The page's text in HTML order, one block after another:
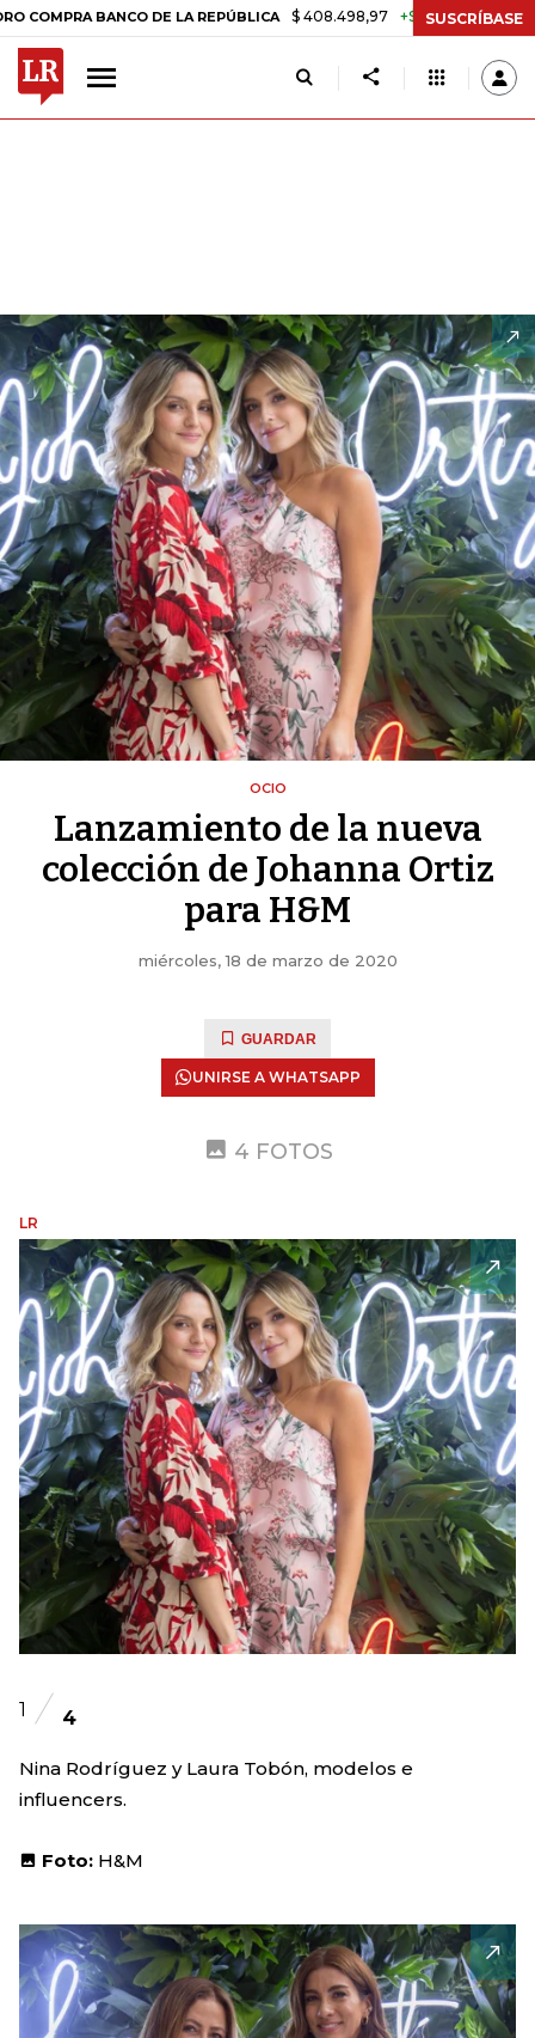
BANCO DE LA REPÚBLICA $ 408.498,97 +$ 8.753,81 +2,19% TASA
SUSCRÍBASE
OCIO
Lanzamiento de la nueva
colección de Johanna Ortiz
para H&M
miércoles, 18 de marzo de 2020
GUARDAR
UNIRSE A WHATSAPP
4 FOTOS
LR
1 4
Nina Rodríguez y Laura Tobón, modelos e
influencers.
Foto: H&M